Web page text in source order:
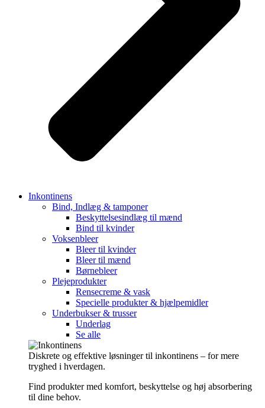
Inkontinens
Bind, Indlæg & tamponer
Beskyttelsesindlæg til mænd
Bind til kvinder
Voksenbleer
Bleer til kvinder
Bleer til mænd
Børnebleer
Plejeprodukter
Rensecreme & vask
Specielle produkter & hjælpemidler
Underbukser & trusser
Underlag
Se alle
Diskrete og effektive løsninger til inkontinens – for mere
tryghed i hverdagen.
Find produkter med komfort, beskyttelse og høj absorbering
til dine behov.